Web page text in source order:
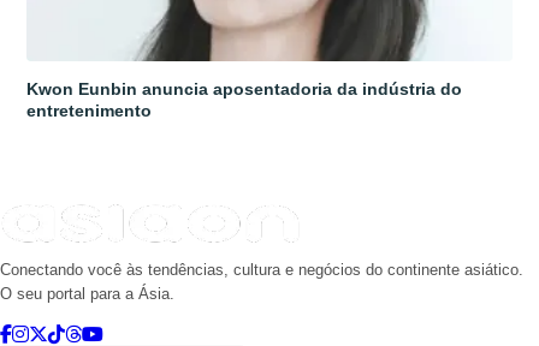
Kwon Eunbin anuncia aposentadoria da indústria do
entretenimento
Conectando você às tendências, cultura e negócios do continente asiático.
O seu portal para a Ásia.